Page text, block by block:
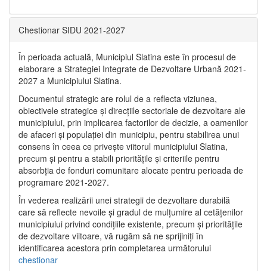
Chestionar SIDU 2021-2027
În perioada actuală, Municipiul Slatina este în procesul de
elaborare a Strategiei Integrate de Dezvoltare Urbană 2021‐
2027 a Municipiului Slatina.
Documentul strategic are rolul de a reflecta viziunea,
obiectivele strategice și direcțiile sectoriale de dezvoltare ale
municipiului, prin implicarea factorilor de decizie, a oamenilor
de afaceri și populației din municipiu, pentru stabilirea unui
consens în ceea ce privește viitorul municipiului Slatina,
precum și pentru a stabili prioritățile și criteriile pentru
absorbția de fonduri comunitare alocate pentru perioada de
programare 2021-2027.
În vederea realizării unei strategii de dezvoltare durabilă
care să reflecte nevoile și gradul de mulțumire al cetățenilor
municipiului privind condițiile existente, precum și prioritățile
de dezvoltare viitoare, vă rugăm să ne sprijiniți în
identificarea acestora prin completarea următorului
chestionar